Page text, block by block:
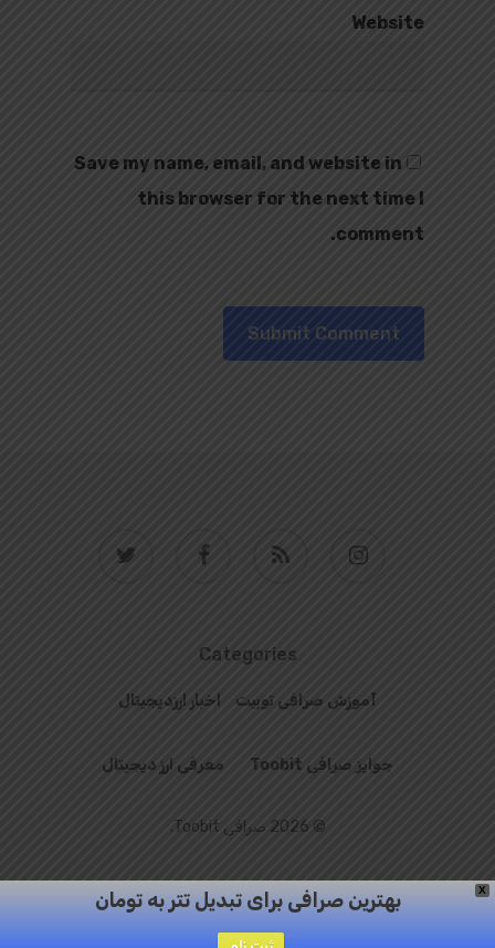
Website
Save my name, email, and website in
this browser for the next time I
comment.
facebook instagram
Categories
آموزش صرافی توبیت اخبار ارزدیجیتال
جوایز صرافی Toobit معرفی ارز دیجیتال
© 2026 صرافی Toobit.
X بهترین صرافی برای تبدیل تتر به تومان